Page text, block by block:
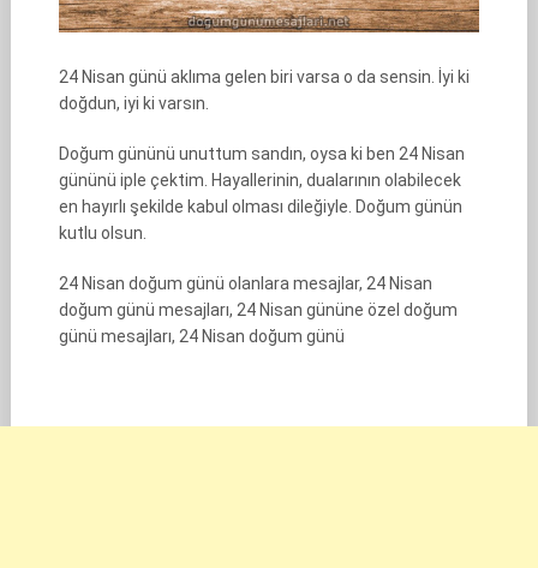
24 Nisan günü aklıma gelen biri varsa o da sensin. İyi ki
doğdun, iyi ki varsın.
Doğum gününü unuttum sandın, oysa ki ben 24 Nisan
gününü iple çektim. Hayallerinin, dualarının olabilecek
en hayırlı şekilde kabul olması dileğiyle. Doğum günün
kutlu olsun.
24 Nisan doğum günü olanlara mesajlar, 24 Nisan
doğum günü mesajları, 24 Nisan gününe özel doğum
günü mesajları, 24 Nisan doğum günü